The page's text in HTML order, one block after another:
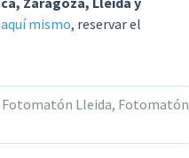
aquí mismo, reservar el
Fotomatón Lleida, Fotomatón